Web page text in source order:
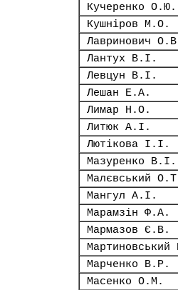
Кучеренко О.Ю.
Кушніров М.О.
Лавринович
Лантух В.І.
Левцун В.І.
Лешан Е.А.
Лимар Н.О.
Литюк А.І.
Лютікова І.І.
Мазуренко В.І.
Малєвський
Мангул А.І.
Марамзін Ф.А.
Мармазов Є.В.
Марченко В.Р.
Масенко О.М.